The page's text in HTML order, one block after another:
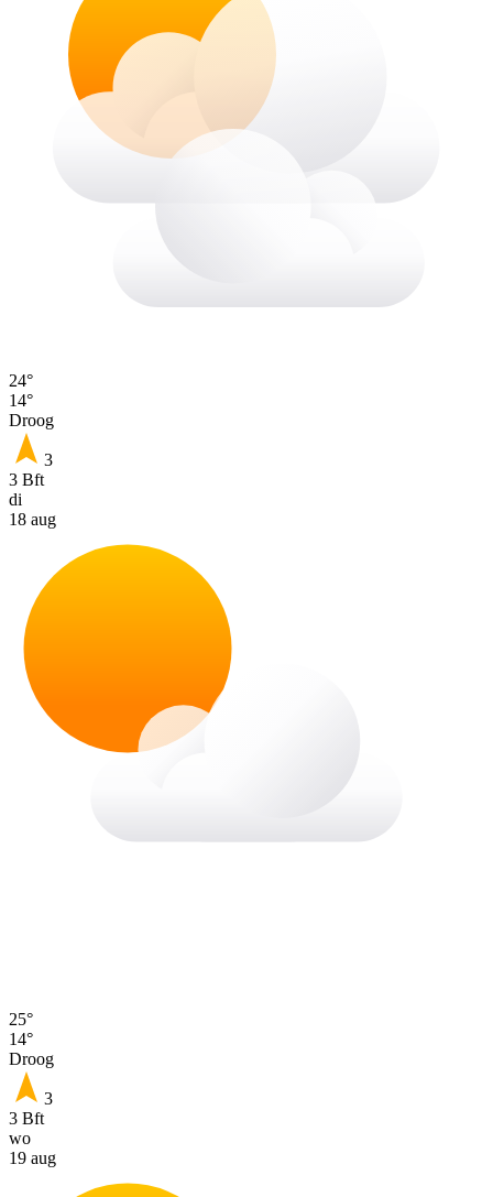
24°
14°
Droog
3
3 Bft
di
18 aug
25°
14°
Droog
3
3 Bft
wo
19 aug